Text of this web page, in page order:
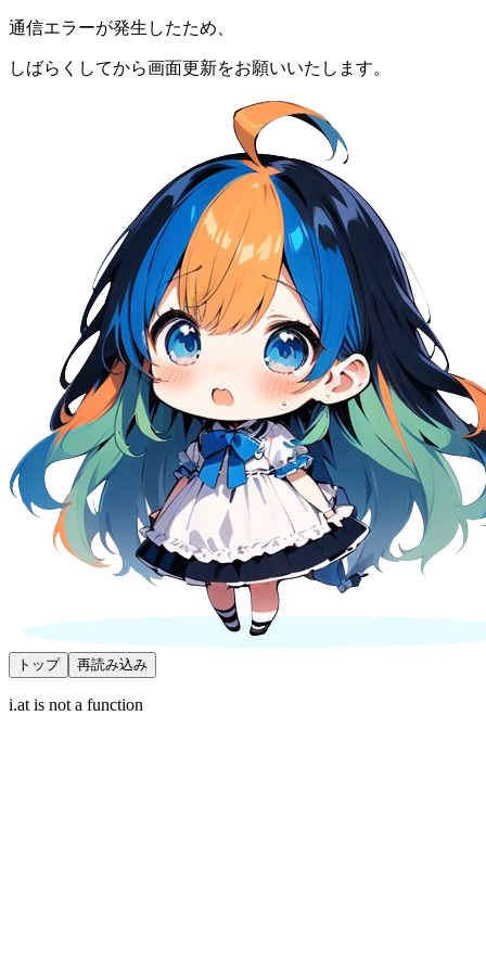
通信エラーが発生したため、
しばらくしてから画面更新をお願いいたします。
トップ 再読み込み
i.at is not a function